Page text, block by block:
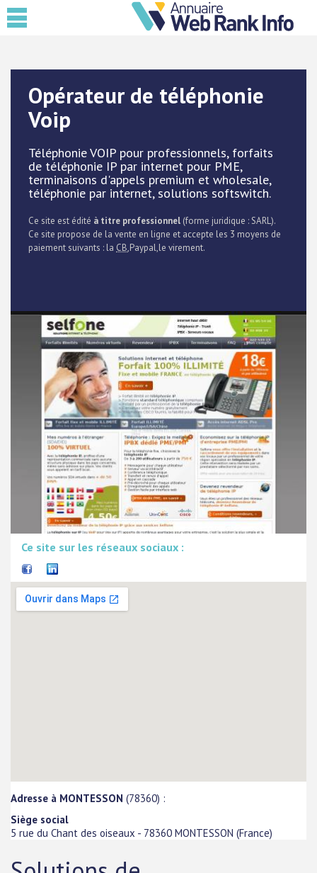
Opérateur de téléphonie
Voip
Téléphonie VOIP pour professionnels, forfaits
de téléphonie IP par internet pour PME,
terminaisons d'appels premium et wholesale,
téléphonie par internet, solutions softswitch.
Ce site est édité à titre professionnel (forme juridique : SARL).
Ce site propose de la vente en ligne et accepte les 3 moyens de
paiement suivants : la CB,Paypal,le virement.
Ce site sur les réseaux sociaux :
Adresse à MONTESSON (78360) :
Siège social
5 rue du Chant des oiseaux - 78360 MONTESSON (France)